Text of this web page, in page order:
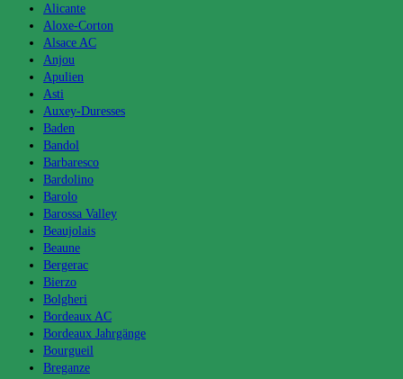
Alicante
Aloxe-Corton
Alsace AC
Anjou
Apulien
Asti
Auxey-Duresses
Baden
Bandol
Barbaresco
Bardolino
Barolo
Barossa Valley
Beaujolais
Beaune
Bergerac
Bierzo
Bolgheri
Bordeaux AC
Bordeaux Jahrgänge
Bourgueil
Breganze